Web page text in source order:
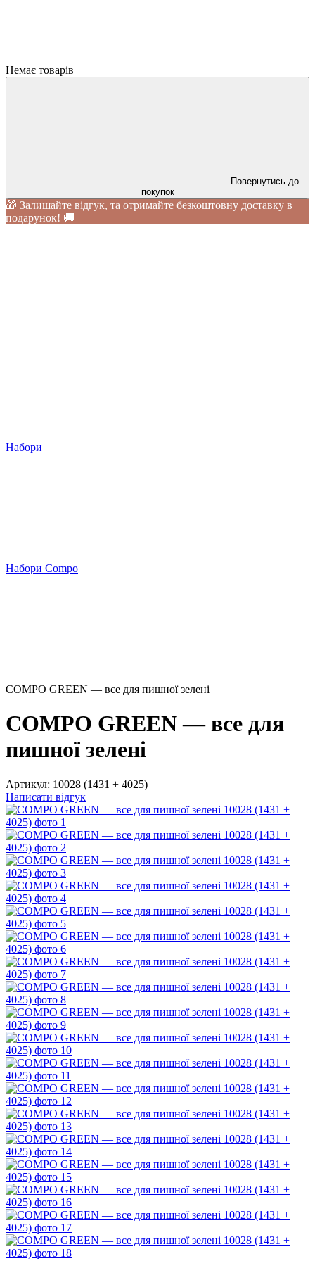
Немає товарів
Повернутись до
покупок
🎁 Залишайте відгук, та отримайте безкоштовну доставку в
подарунок! 🚚
Набори
Набори Compo
COMPO GREEN — все для пишної зелені
COMPO GREEN — все для
пишної зелені
Артикул: 10028 (1431 + 4025)
Написати відгук